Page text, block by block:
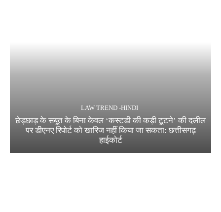
LAW TREND -HINDI
छेड़छाड़ के सबूत के बिना केवल ‘कस्टडी की कड़ी टूटने’ की दलील
पर डीएनए रिपोर्ट को खारिज नहीं किया जा सकता: छत्तीसगढ़
हाईकोर्ट